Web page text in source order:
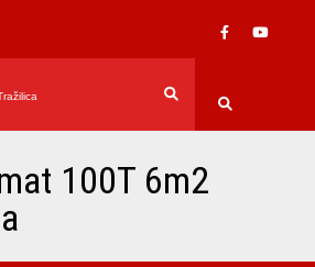
100T 6m2